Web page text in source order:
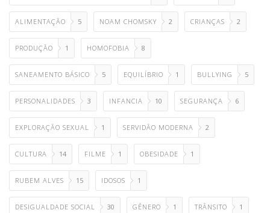
ALIMENTAÇÃO 5 NOAM CHOMSKY 2 CRIANÇAS 2
PRODUÇÃO 1 HOMOFOBIA 8
SANEAMENTO BÁSICO 5 EQUILÍBRIO 1 BULLYING 5
PERSONALIDADES 3 INFANCIA 10 SEGURANÇA 6
EXPLORAÇÃO SEXUAL 1 SERVIDÃO MODERNA 2
CULTURA 14 FILME 1 OBESIDADE 1
RUBEM ALVES 15 IDOSOS 1
DESIGUALDADE SOCIAL 30 GÊNERO 1 TRÂNSITO 1